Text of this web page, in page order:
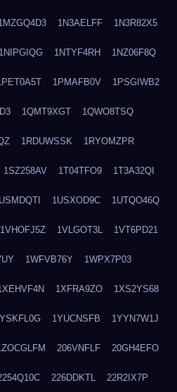
1N3AELFF 1N3R82X5
1NIPGIQG 1NTYF4RH 1NZ06F8Q
1PMAFB0V 1PSGIWB2
1QMT9XGT 1QWO8TSQ
1RDUWSSK 1RYOMZPR
1SZ258AV 1T04TFO9 1T3A32QI
1USXOD9C 1UTQO46Q
1VHOFJ5Z 1VLGOT3L 1VT6PD21
1WFVB76Y 1WPX7P03
1XFRA9ZO 1XS2YS68
1YUCNSFB 1YYN7W1J
206VNFLF 20GH4EFO
226DDKTL 22R2IX7P